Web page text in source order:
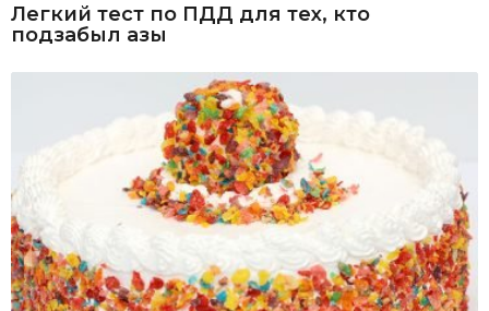
Легкий тест по ПДД для тех, кто
подзабыл азы